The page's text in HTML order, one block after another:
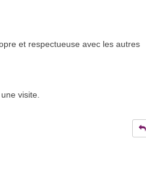
et respectueuse avec les autres
visite.